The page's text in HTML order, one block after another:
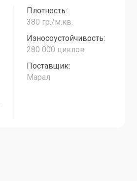
Плотность:
380 гр./м.кв.
Износоустойчивость:
280 000 циклов
Поставщик:
Марал